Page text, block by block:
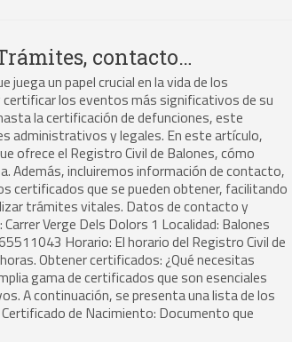
contacto…
juega un papel crucial en la vida de los
certificar los eventos más significativos de su
la certificación de defunciones, este
administrativos y legales. En este artículo,
ofrece el Registro Civil de Balones, cómo
Además, incluiremos información de contacto,
certificados que se pueden obtener, facilitando
trámites vitales. Datos de contacto y
Verge Dels Dolors 1 Localidad: Balones
Horario: El horario del Registro Civil de
Obtener certificados: ¿Qué necesitas
gama de certificados que son esenciales
A continuación, se presenta una lista de los
de Nacimiento: Documento que